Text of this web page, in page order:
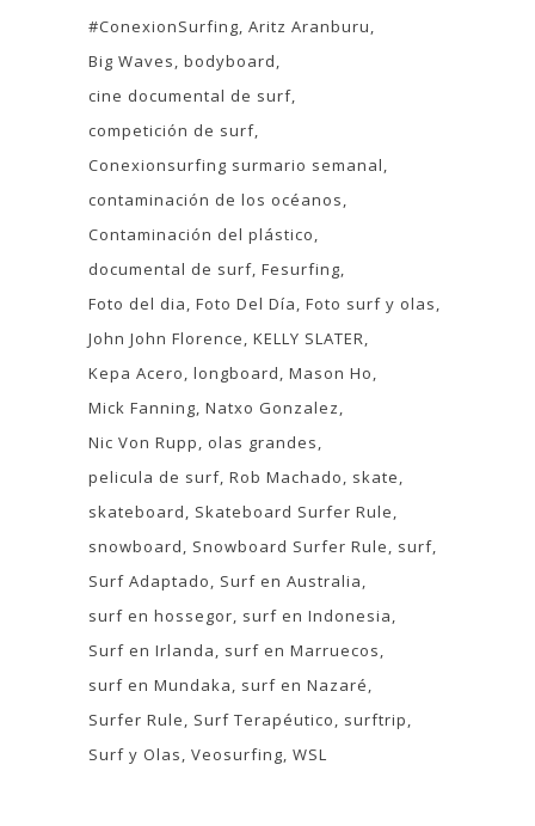
#ConexionSurfing Aritz Aranburu
Big Waves bodyboard
cine documental de surf
competición de surf
Conexionsurfing surmario semanal
contaminación de los océanos
Contaminación del plástico
documental de surf Fesurfing
Foto del dia Foto Del Día Foto surf y olas
John John Florence KELLY SLATER
Kepa Acero longboard Mason Ho
Mick Fanning Natxo Gonzalez
Nic Von Rupp
olas grandes
pelicula de surf Rob Machado
skate
skateboard
Skateboard Surfer Rule
snowboard
Snowboard Surfer Rule
surf
Surf Adaptado
Surf en Australia
surf en hossegor surf en Indonesia
Surf en Irlanda
surf en Marruecos
surf en Mundaka
surf en Nazaré
Surfer Rule
Surf Terapéutico
surftrip
Surf y Olas Veosurfing WSL